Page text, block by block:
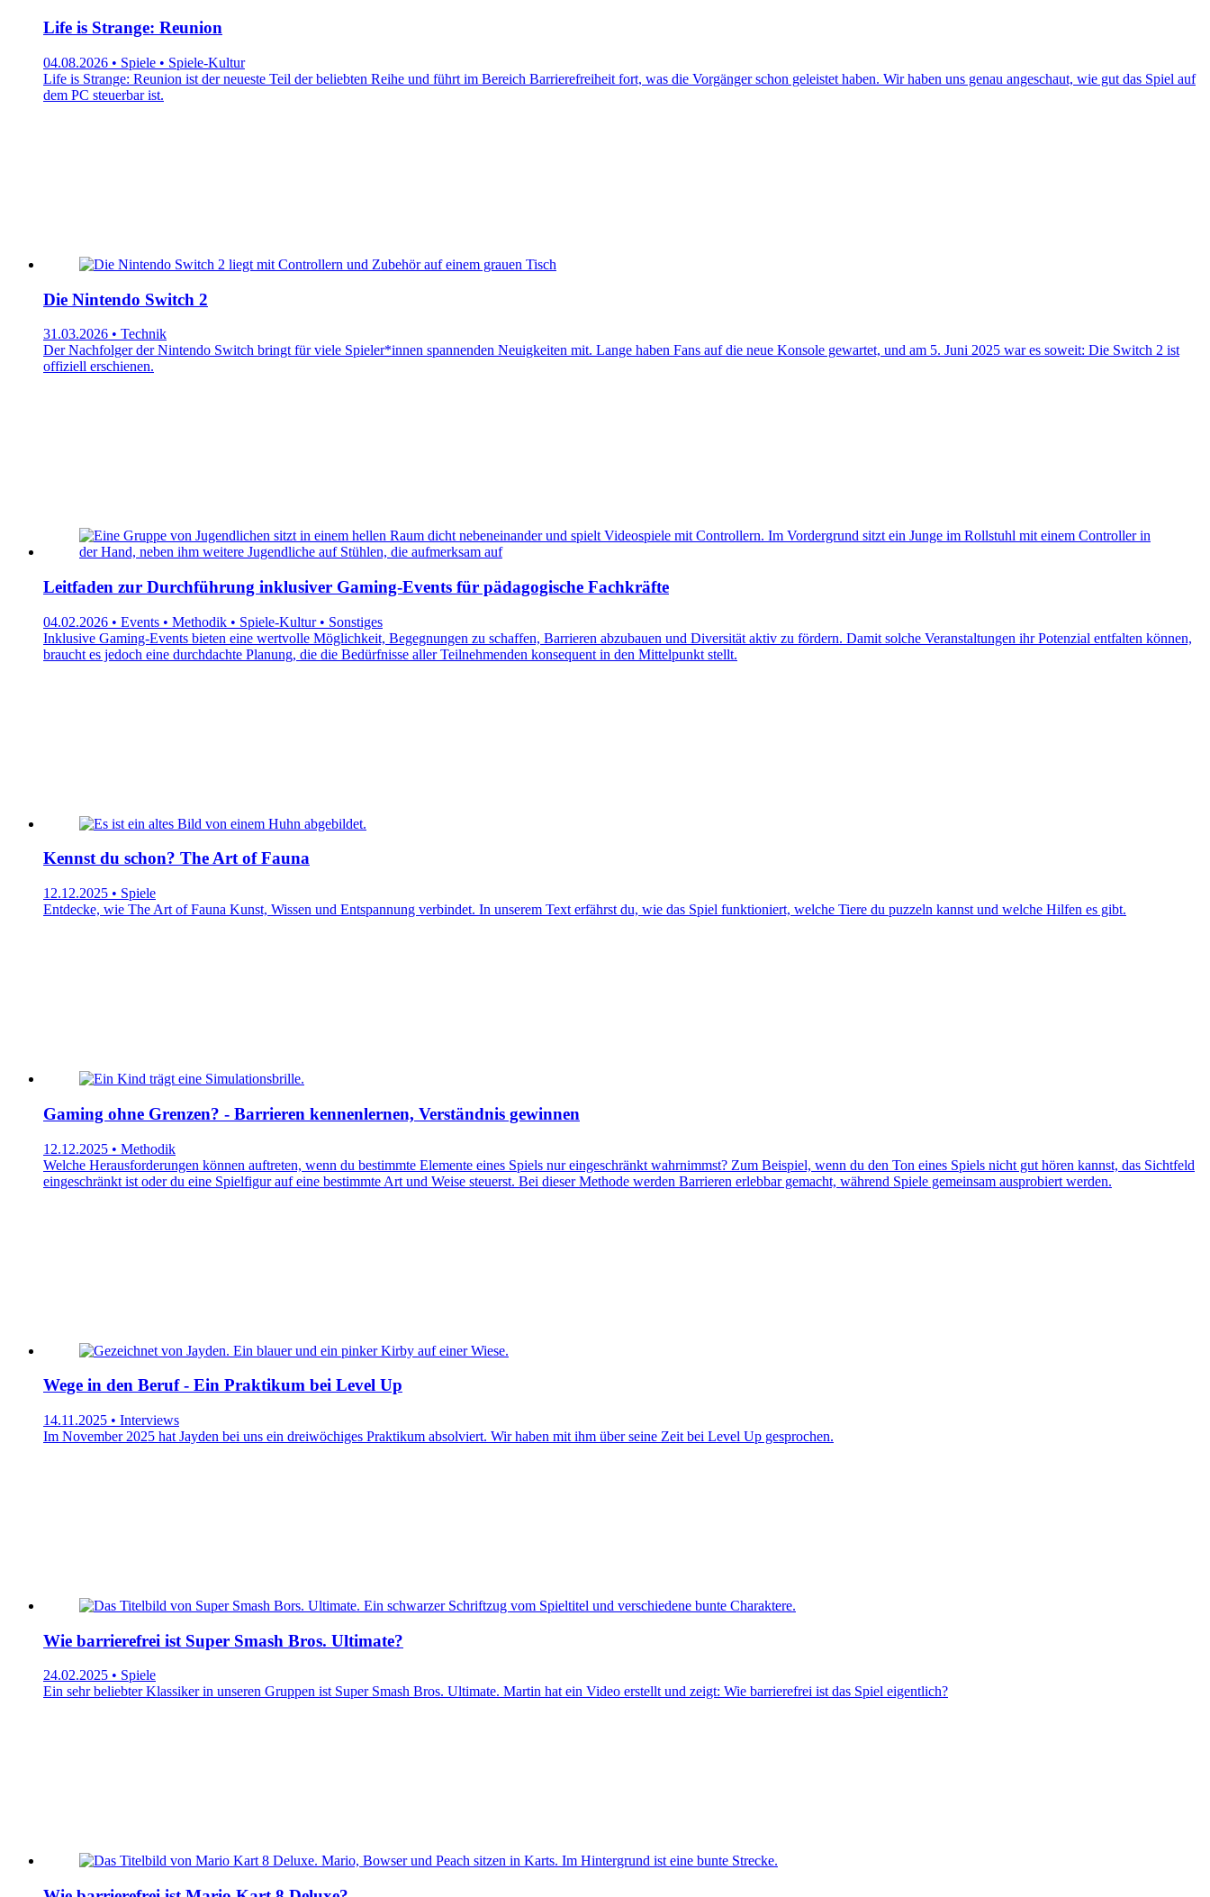
Life is Strange: Reunion
04.08.2026 • Spiele • Spiele-Kultur
Life is Strange: Reunion ist der neueste Teil der beliebten Reihe und führt im Bereich Barrierefreiheit fort, was die Vorgänger schon geleistet haben. Wir haben uns genau angeschaut, wie gut das Spiel auf
dem PC steuerbar ist.
Die Nintendo Switch 2
31.03.2026 • Technik
Der Nachfolger der Nintendo Switch bringt für viele Spieler*innen spannenden Neuigkeiten mit. Lange haben Fans auf die neue Konsole gewartet, und am 5. Juni 2025 war es soweit: Die Switch 2 ist
offiziell erschienen.
Leitfaden zur Durchführung inklusiver Gaming-Events für pädagogische Fachkräfte
04.02.2026 • Events • Methodik • Spiele-Kultur • Sonstiges
Inklusive Gaming-Events bieten eine wertvolle Möglichkeit, Begegnungen zu schaffen, Barrieren abzubauen und Diversität aktiv zu fördern. Damit solche Veranstaltungen ihr Potenzial entfalten können,
braucht es jedoch eine durchdachte Planung, die die Bedürfnisse aller Teilnehmenden konsequent in den Mittelpunkt stellt.
Kennst du schon? The Art of Fauna
12.12.2025 • Spiele
Entdecke, wie The Art of Fauna Kunst, Wissen und Entspannung verbindet. In unserem Text erfährst du, wie das Spiel funktioniert, welche Tiere du puzzeln kannst und welche Hilfen es gibt.
Gaming ohne Grenzen? - Barrieren kennenlernen, Verständnis gewinnen
12.12.2025 • Methodik
Welche Herausforderungen können auftreten, wenn du bestimmte Elemente eines Spiels nur eingeschränkt wahrnimmst? Zum Beispiel, wenn du den Ton eines Spiels nicht gut hören kannst, das Sichtfeld
eingeschränkt ist oder du eine Spielfigur auf eine bestimmte Art und Weise steuerst. Bei dieser Methode werden Barrieren erlebbar gemacht, während Spiele gemeinsam ausprobiert werden.
Wege in den Beruf - Ein Praktikum bei Level Up
14.11.2025 • Interviews
Im November 2025 hat Jayden bei uns ein dreiwöchiges Praktikum absolviert. Wir haben mit ihm über seine Zeit bei Level Up gesprochen.
Wie barrierefrei ist Super Smash Bros. Ultimate?
24.02.2025 • Spiele
Ein sehr beliebter Klassiker in unseren Gruppen ist Super Smash Bros. Ultimate. Martin hat ein Video erstellt und zeigt: Wie barrierefrei ist das Spiel eigentlich?